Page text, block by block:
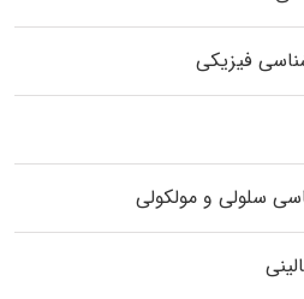
فیزیکی
سلولی و مولکولی